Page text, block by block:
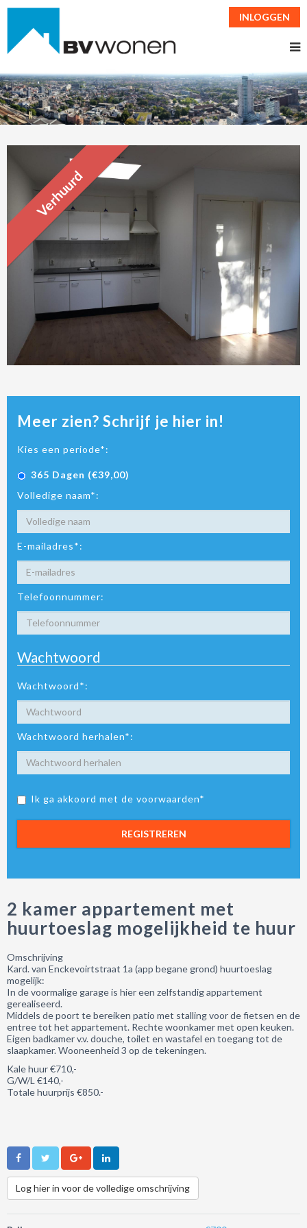
INLOGGEN
Verhuurd
Meer zien? Schrijf je hier in!
Kies een periode*:
365 Dagen (€39,00)
Volledige naam*:
E-mailadres*:
Telefoonnummer:
Wachtwoord
Wachtwoord*:
Wachtwoord herhalen*:
Ik ga akkoord met de voorwaarden*
REGISTREREN
2 kamer appartement met
huurtoeslag mogelijkheid te huur
Omschrijving
Kard. van Enckevoirtstraat 1a (app begane grond) huurtoeslag
mogelijk:
In de voormalige garage is hier een zelfstandig appartement
gerealiseerd.
Middels de poort te bereiken patio met stalling voor de fietsen en de
entree tot het appartement. Rechte woonkamer met open keuken.
Eigen badkamer v.v. douche, toilet en wastafel en toegang tot de
slaapkamer.Wooneenheid 3 op de tekeningen.
Kale huur €710,-
G/W/L €140,-
Totale huurprijs €850.-
Log hier in voor de volledige omschrijving